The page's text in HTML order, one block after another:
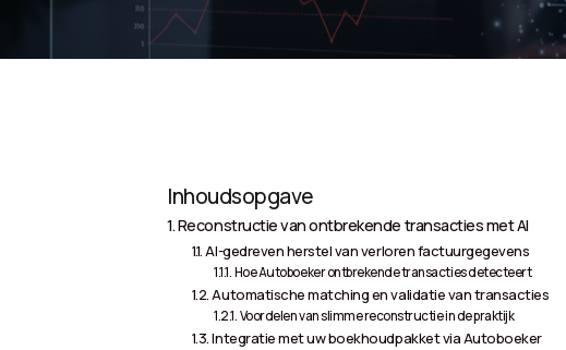
Inhoudsopgave
Reconstructie van ontbrekende transacties met AI
AI-gedreven herstel van verloren factuurgegevens
Hoe Autoboeker ontbrekende transacties detecteert
Automatische matching en validatie van transacties
Voordelen van slimme reconstructie in de praktijk
Integratie met uw boekhoudpakket via Autoboeker